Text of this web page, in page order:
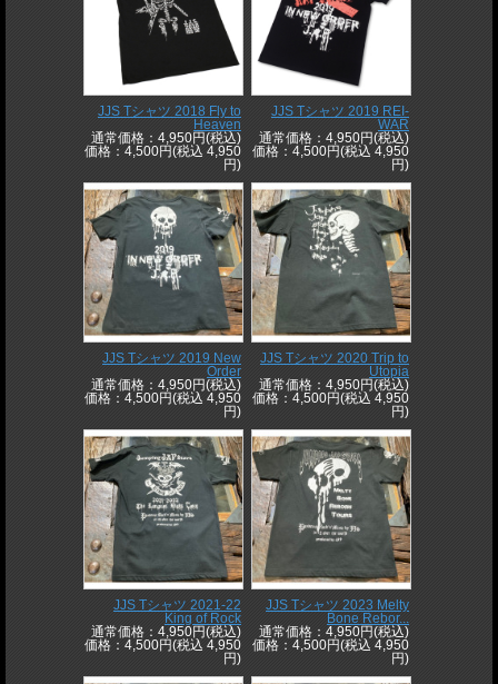
JJS Tシャツ 2018 Fly to
Heaven
通常価格：4,950円(税込)
価格：4,500円(税込 4,950
円)
JJS Tシャツ 2019 REI-
WAR
通常価格：4,950円(税込)
価格：4,500円(税込 4,950
円)
JJS Tシャツ 2019 New
Order
通常価格：4,950円(税込)
価格：4,500円(税込 4,950
円)
JJS Tシャツ 2020 Trip to
Utopia
通常価格：4,950円(税込)
価格：4,500円(税込 4,950
円)
JJS Tシャツ 2021-22
King of Rock
通常価格：4,950円(税込)
価格：4,500円(税込 4,950
円)
JJS Tシャツ 2023 Melty
Bone Rebor...
通常価格：4,950円(税込)
価格：4,500円(税込 4,950
円)